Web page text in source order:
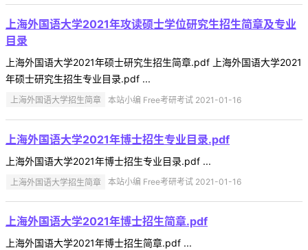
上海外国语大学2021年攻读硕士学位研究生招生简章及专业
目录
上海外国语大学2021年硕士研究生招生简章.pdf 上海外国语大学2021
年硕士研究生招生专业目录.pdf ...
上海外国语大学招生简章 本站小编 Free考研考试 2021-01-16
上海外国语大学2021年博士招生专业目录.pdf
上海外国语大学2021年博士招生专业目录.pdf ...
上海外国语大学招生简章 本站小编 Free考研考试 2021-01-16
上海外国语大学2021年博士招生简章.pdf
上海外国语大学2021年博士招生简章.pdf ...